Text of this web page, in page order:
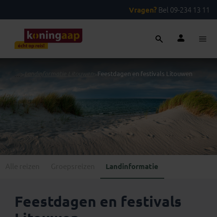
Vragen? Bel 09-234 13 11
Landinformatie Litouwen Feestdagen en festivals Litouwen
Landinformatie
Feestdagen en festivals